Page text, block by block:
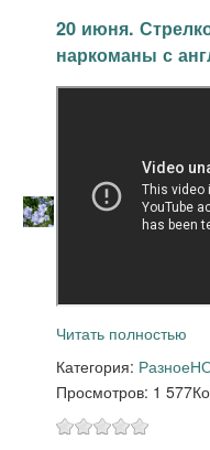
20 июня.
наркоманы с
Читать полностью
Категория: Разное
Просмотров: 1 577